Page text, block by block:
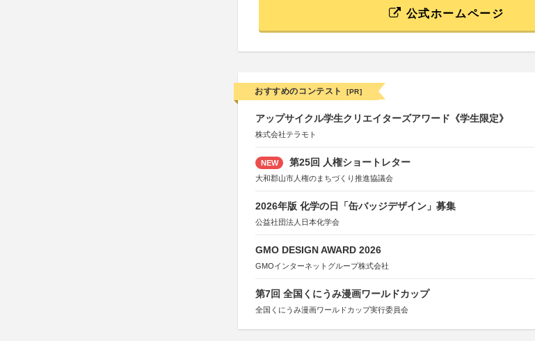
公式ホームページ
おすすめのコンテスト [PR]
アップサイクル学生クリエイターズアワード《学生限定》
株式会社テラモト
NEW 第25回 人権ショートレター
大和郡山市人権のまちづくり推進協議会
2026年版 化学の日「缶バッジデザイン」募集
公益社団法人日本化学会
GMO DESIGN AWARD 2026
GMOインターネットグループ株式会社
第7回 全国くにうみ漫画ワールドカップ
全国くにうみ漫画ワールドカップ実行委員会